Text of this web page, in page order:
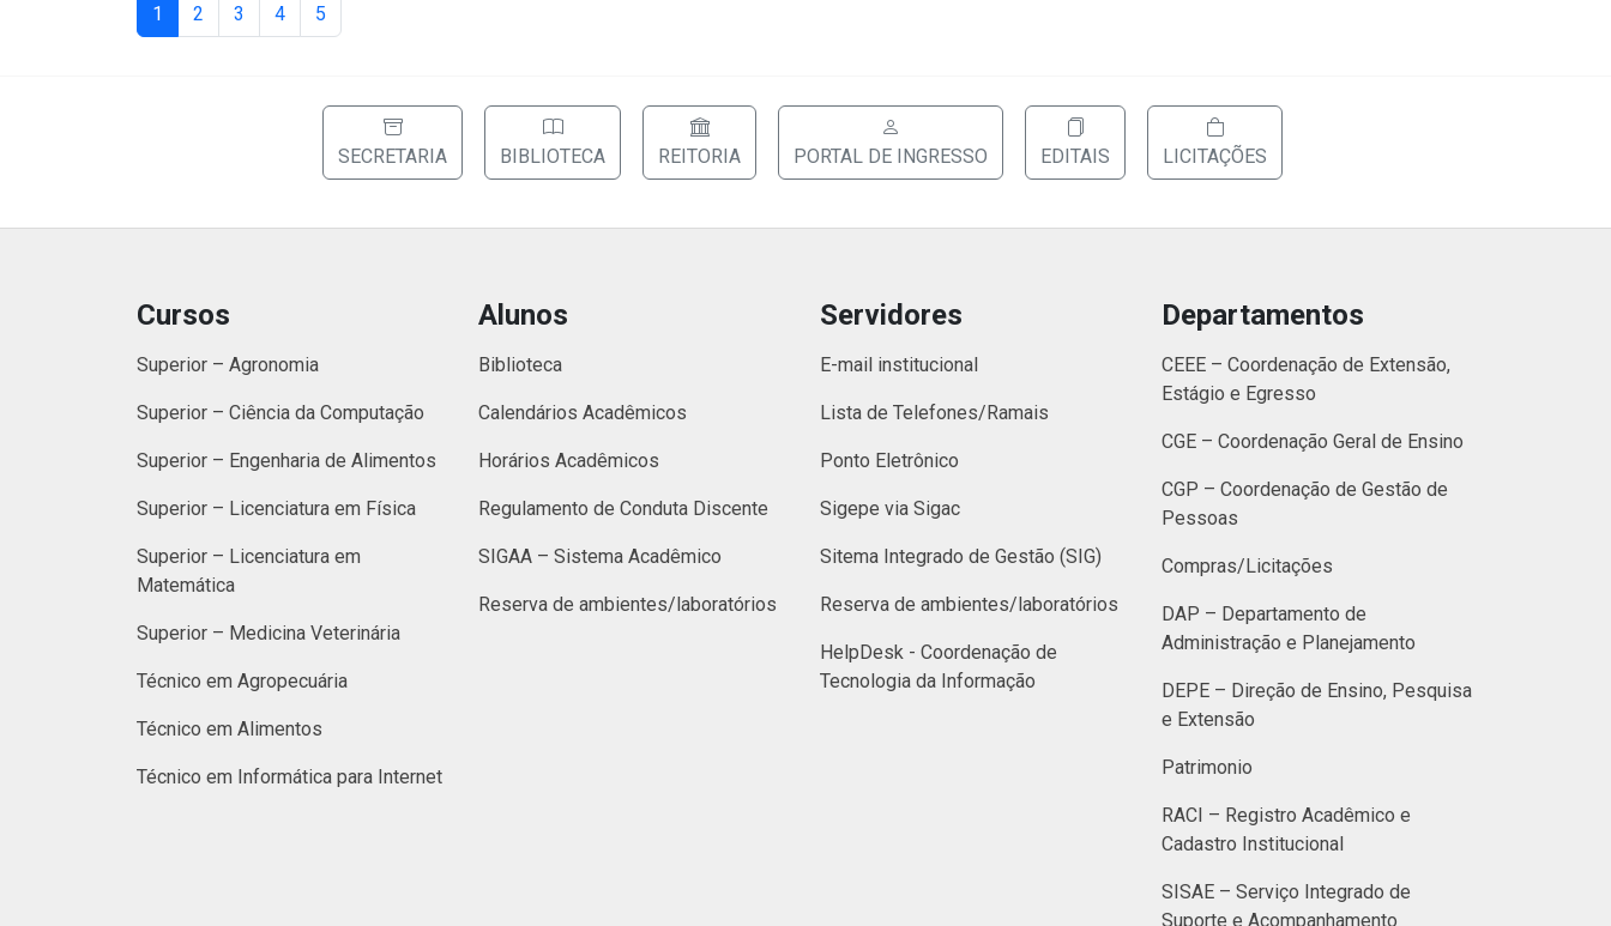
1 2 3 4 5
SECRETARIA BIBLIOTECA REITORIA PORTAL DE INGRESSO EDITAIS LICITAÇÕES
Cursos
Superior – Agronomia
Superior – Ciência da Computação
Superior – Engenharia de Alimentos
Superior – Licenciatura em Física
Superior – Licenciatura em
Matemática
Superior – Medicina Veterinária
Técnico em Agropecuária
Técnico em Alimentos
Técnico em Informática para Internet
Alunos
Biblioteca
Calendários Acadêmicos
Horários Acadêmicos
Regulamento de Conduta Discente
SIGAA – Sistema Acadêmico
Reserva de ambientes/laboratórios
Servidores
E-mail institucional
Lista de Telefones/Ramais
Ponto Eletrônico
Sigepe via Sigac
Sitema Integrado de Gestão (SIG)
Reserva de ambientes/laboratórios
HelpDesk - Coordenação de
Tecnologia da Informação
Departamentos
CEEE – Coordenação de Extensão,
Estágio e Egresso
CGE – Coordenação Geral de Ensino
CGP – Coordenação de Gestão de
Pessoas
Compras/Licitações
DAP – Departamento de
Administração e Planejamento
DEPE – Direção de Ensino, Pesquisa
e Extensão
Patrimonio
RACI – Registro Acadêmico e
Cadastro Institucional
SISAE – Serviço Integrado de
Suporte e Acompanhamento